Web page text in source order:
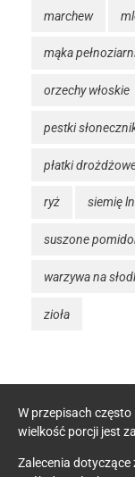
marchew
mąka
orzechy włoskie
pestki
płatki
ryż siemię
suszone
warzywa na
zioła
W przepisach często
wielkość porcji jest
Zalecenia